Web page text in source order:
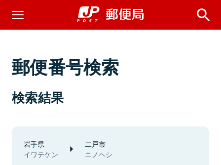
郵便番号検索
検索結果
岩手県
イワテケン
二戸市
ニノヘシ